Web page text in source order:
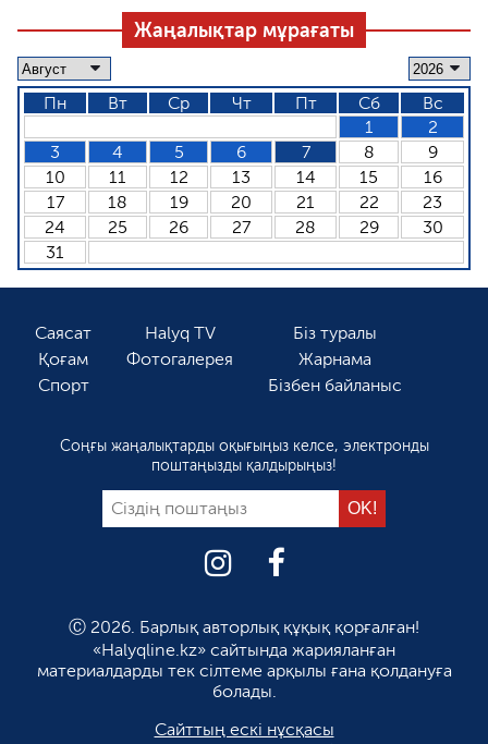
Жаңалықтар мұрағаты
Пн Вт Ср Чт Пт Сб
Вс
1
2
3
4 5 6 7 8
9
10
11 12 13 14 15
16
17
18 19 20 21 22
23
24
25 26 27 28 29
30
31
Саясат
Қоғам
Спорт
Halyq TV
Фотогалерея
Біз туралы
Жарнама
Бізбен байланыс
Соңғы жаңалықтарды оқығыңыз келсе, электронды
поштаңызды қалдырыңыз!
Ⓒ 2026. Барлық авторлық құқық қорғалған!
«Halyqline.kz» сайтында жарияланған
материалдарды тек сілтеме арқылы ғана қолдануға
болады.
Сайттың ескі нұсқасы